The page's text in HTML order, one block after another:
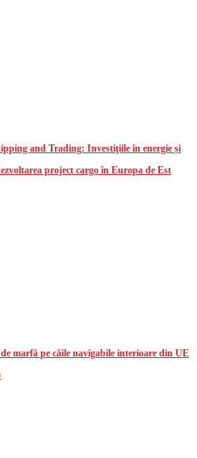
and Trading: Investiţiile în energie și
project cargo în Europa de Est
marfă pe căile navigabile interioare din UE